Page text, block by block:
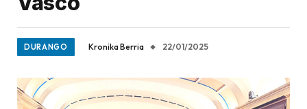
DURANGO Kronika Berria 22/01/2025